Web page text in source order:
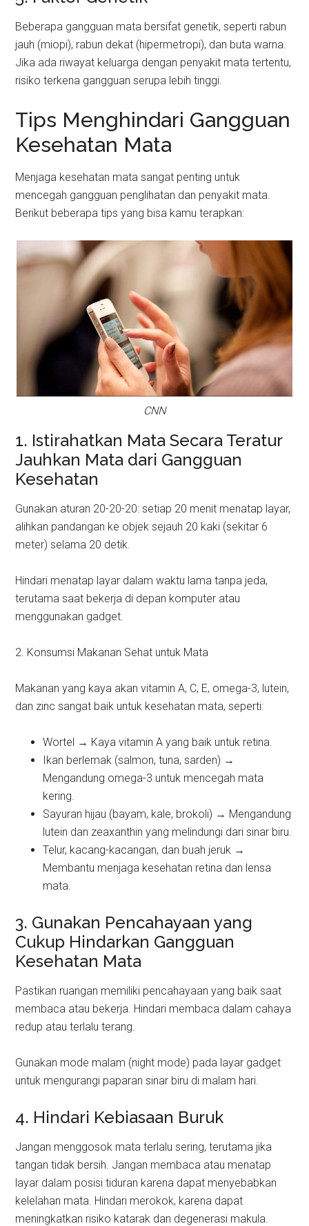
Beberapa gangguan mata bersifat genetik, seperti rabun
jauh (miopi), rabun dekat (hipermetropi), dan buta warna.
Jika ada riwayat keluarga dengan penyakit mata tertentu,
risiko terkena gangguan serupa lebih tinggi.
Tips Menghindari Gangguan
Kesehatan Mata
Menjaga kesehatan mata sangat penting untuk
mencegah gangguan penglihatan dan penyakit mata.
Berikut beberapa tips yang bisa kamu terapkan:
CNN
1. Istirahatkan Mata Secara Teratur
Jauhkan Mata dari Gangguan
Kesehatan
Gunakan aturan 20-20-20: setiap 20 menit menatap layar,
alihkan pandangan ke objek sejauh 20 kaki (sekitar 6
meter) selama 20 detik.
Hindari menatap layar dalam waktu lama tanpa jeda,
terutama saat bekerja di depan komputer atau
menggunakan gadget.
2. Konsumsi Makanan Sehat untuk Mata
Makanan yang kaya akan vitamin A, C, E, omega-3, lutein,
dan zinc sangat baik untuk kesehatan mata, seperti:
Wortel → Kaya vitamin A yang baik untuk retina.
Ikan berlemak (salmon, tuna, sarden) →
Mengandung omega-3 untuk mencegah mata
kering.
Sayuran hijau (bayam, kale, brokoli) → Mengandung
lutein dan zeaxanthin yang melindungi dari sinar biru.
Telur, kacang-kacangan, dan buah jeruk →
Membantu menjaga kesehatan retina dan lensa
mata.
3. Gunakan Pencahayaan yang
Cukup Hindarkan Gangguan
Kesehatan Mata
Pastikan ruangan memiliki pencahayaan yang baik saat
membaca atau bekerja. Hindari membaca dalam cahaya
redup atau terlalu terang.
Gunakan mode malam (night mode) pada layar gadget
untuk mengurangi paparan sinar biru di malam hari.
4. Hindari Kebiasaan Buruk
Jangan menggosok mata terlalu sering, terutama jika
tangan tidak bersih. Jangan membaca atau menatap
layar dalam posisi tiduran karena dapat menyebabkan
kelelahan mata. Hindari merokok, karena dapat
meningkatkan risiko katarak dan degenerasi makula.